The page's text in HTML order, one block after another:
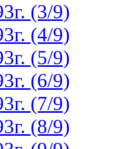
(3/9)
(4/9)
(5/9)
(6/9)
(7/9)
(8/9)